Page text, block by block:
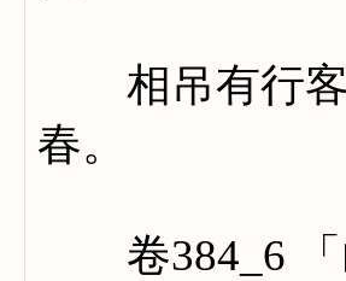
相吊有行客
春。
卷384_6 「